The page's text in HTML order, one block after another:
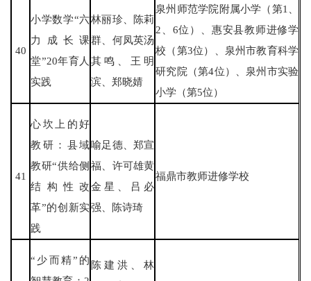
40
小学数学“六
力成长课
堂”20年育人
实践
林丽珍、陈莉
群、何凤英汤
其鸣、王明
滨、郑晓婧
泉州师范学院附属小学（第1、
2、6位）、惠安县教师进修学
校（第3位）、泉州市教育科学
研究院（第4位）、泉州市实验
小学（第5位）
41
心坎上的好
教研：县域
教研“供给侧
结构性改
革”的创新实
践
喻足德、郑宣
福、许可雄黄
金星、吕必
强、陈诗琦
福鼎市教师进修学校
“少而精”的 陈建洪、林